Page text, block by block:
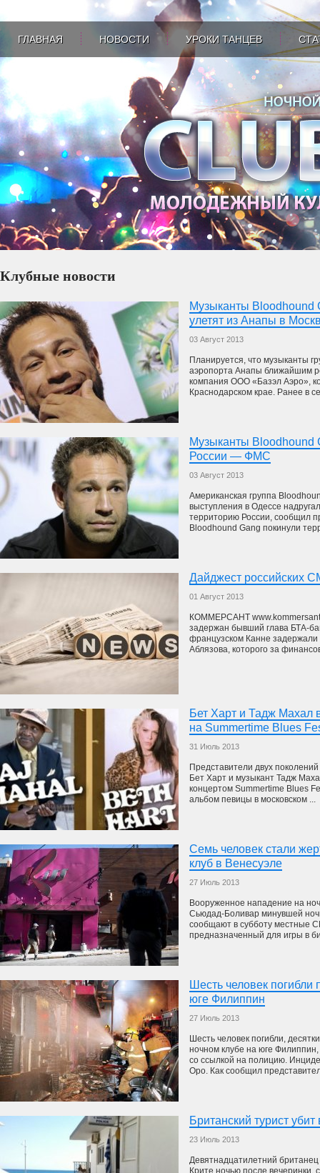
ГЛАВНАЯ НОВОСТИ УРОКИ ТАНЦЕВ
Клубные новости
Музыканты
улетят из Анапы в
03 Август 2013
Планируется, что музыканты
аэропорта Анапы ближайшим
компания ООО «Базэл Аэро»,
Краснодарском крае. Ранее в
Музыканты Bloodhound
России — ФМС
03 Август 2013
Американская группа
выступления в Одессе
территорию России, сообщил
Bloodhound Gang покинули
Дайджест российских
01 Август 2013
КОММЕРСАНТ
задержан бывший глава БТА-
французском Канне
Аблязова, которого за
Бет Харт и Тадж Махал
на Summertime Blues
31 Июль 2013
Представители двух
Бет Харт и музыкант Тадж
концертом Summertime Blues
альбом певицы в московском ...
Семь человек стали
клуб в Венесуэле
27 Июль 2013
Вооруженное нападение на
Сьюдад-Боливар минувшей
сообщают в субботу местные
предназначенный для игры в
Шесть человек
юге Филиппин
27 Июль 2013
Шесть человек погибли,
ночном клубе на юге
со ссылкой на полицию.
Оро. Как сообщил
Британский турист
23 Июль 2013
Девятнадцатилетний британец
Крите ночью после вечеринки,